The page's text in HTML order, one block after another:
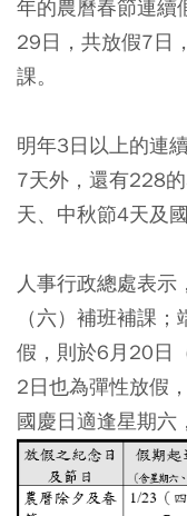
年的農曆春節連續
29日，共放假7日
課。
明年3日以上的連
7天外，還有228
天、中秋節4天及
人事行政總處表
（六）補班補課
假，則於6月20日
2日也為彈性放假
國慶日適逢星期六